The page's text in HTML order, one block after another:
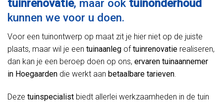
tuinrenovatie, maar ook tuinonderhoud
kunnen we voor u doen.
Voor een tuinontwerp op maat zit je hier niet op de juiste
plaats, maar wil je een tuinaanleg of tuinrenovatie realiseren,
dan kan je een beroep doen op ons, ervaren tuinaannemer
in Hoegaarden die werkt aan betaalbare tarieven.
Deze tuinspecialist biedt allerlei werkzaamheden in de tuin